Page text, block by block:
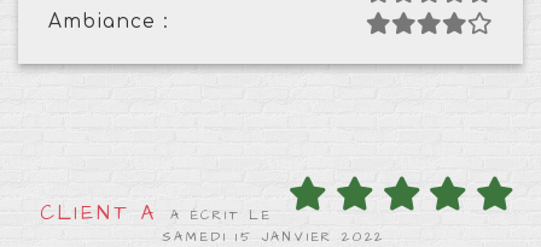
Ambiance :
CLIENT A
A ÉCRIT LE
SAMEDI 15 JANVIER 2022